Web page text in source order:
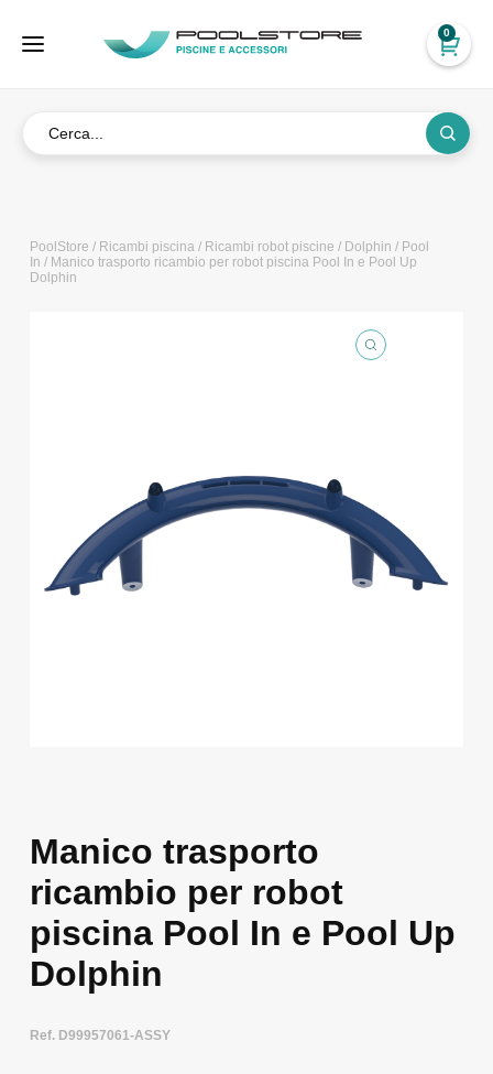
0
PoolStore / Ricambi piscina/ Ricambi robot piscine / Dolphin / Pool
In / Manico trasporto ricambio per robot piscina Pool In e Pool Up
Dolphin
Manico trasporto
ricambio per robot
piscina Pool In e Pool Up
Dolphin
Ref. D99957061-ASSY